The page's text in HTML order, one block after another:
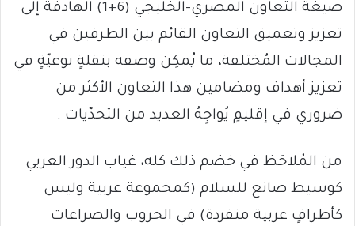
صيغة التعاون المصري-الخليجي (6+1) الهادفة إلى
تعزيز وتعميق التعاون القائم بين الطرفين في
المجالات المُختلفة، ما يُمكِن وصفه بنقلةٍ نوعيّةٍ في
تعزيز أهداف ومضامين هذا التعاون الأكثر من
ضروري في إقليمٍ يُواجِهُ العديد من التحدّيات .
من المُلاحَظ في خضم ذلك كله، غياب الدور العربي
كوسيط صانع للسلام (كمجموعة عربية وليس
كأطرافٍ عربية منفردة) في الحروب والصراعات